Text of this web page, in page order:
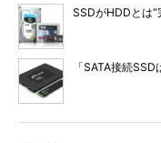
SSDがHDDとは“
「SATA接続